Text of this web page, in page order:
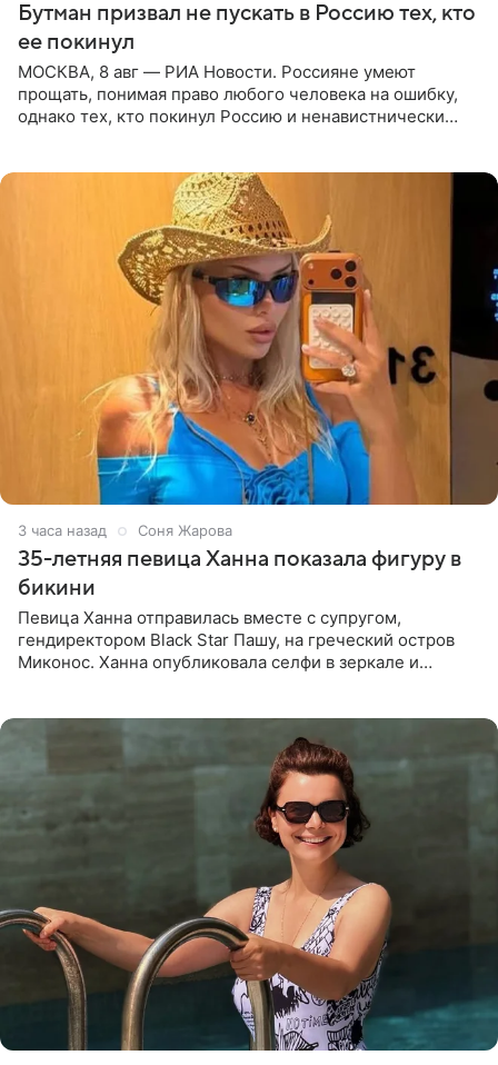
Бутман призвал не пускать в Россию тех, кто
ее покинул
МОСКВА, 8 авг — РИА Новости. Россияне умеют
прощать, понимая право любого человека на ошибку,
однако тех, кто покинул Россию и ненавистнически
3 часа назад Соня Жарова
35-летняя певица Ханна показала фигуру в
бикини
Певица Ханна отправилась вместе с супругом,
гендиректором Black Star Пашу, на греческий остров
Миконос. Ханна опубликовала селфи в зеркале и